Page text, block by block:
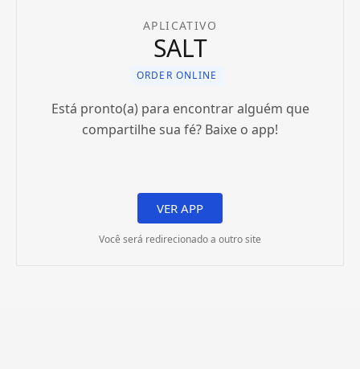
APLICATIVO
SALT
ORDER ONLINE
Está pronto(a) para encontrar alguém que
compartilhe sua fé? Baixe o app!
VER APP
Você será redirecionado a outro site